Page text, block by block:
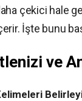
çekici hale
İşte bunu
ve